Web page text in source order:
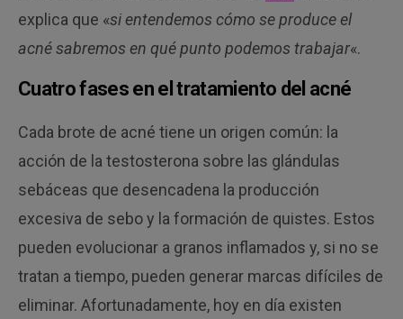
explica que «si entendemos cómo se produce el
acné sabremos en qué punto podemos trabajar«.
Cuatro fases en el tratamiento del acné
Cada brote de acné tiene un origen común: la
acción de la testosterona sobre las glándulas
sebáceas que desencadena la producción
excesiva de sebo y la formación de quistes. Estos
pueden evolucionar a granos inflamados y, si no se
tratan a tiempo, pueden generar marcas difíciles de
eliminar. Afortunadamente, hoy en día existen